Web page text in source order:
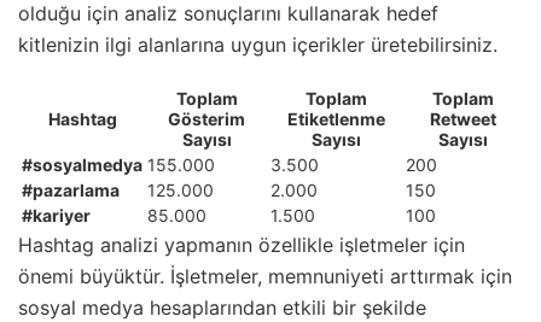
olduğu için analiz sonuçlarını kullanarak hedef
kitlenizin ilgi alanlarına uygun içerikler üretebilirsiniz.
Hashtag
Toplam
Gösterim
Sayısı
Toplam
Etiketlenme
Sayısı
Toplam
Retweet
Sayısı
#sosyalmedya 155.000 3.500
200
#pazarlama
125.000 2.000
150
#kariyer
85.000 1.500 100
Hashtag analizi yapmanın özellikle işletmeler için
önemi büyüktür. İşletmeler, memnuniyeti arttırmak için
sosyal medya hesaplarından etkili bir şekilde